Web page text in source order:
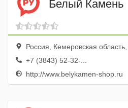
Белый Камень
Россия, Кемеровская область,
+7 (3843) 52-32-...
http://www.belykamen-shop.ru